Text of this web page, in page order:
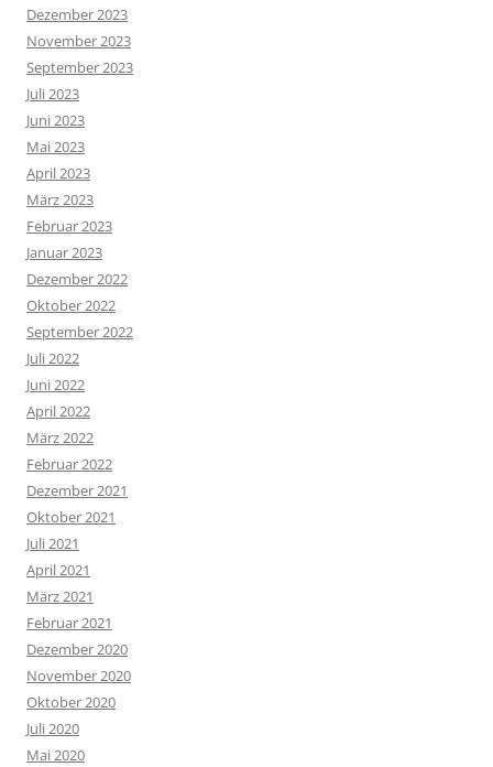
Dezember 2023
November 2023
September 2023
Juli 2023
Juni 2023
Mai 2023
April 2023
März 2023
Februar 2023
Januar 2023
Dezember 2022
Oktober 2022
September 2022
Juli 2022
Juni 2022
April 2022
März 2022
Februar 2022
Dezember 2021
Oktober 2021
Juli 2021
April 2021
März 2021
Februar 2021
Dezember 2020
November 2020
Oktober 2020
Juli 2020
Mai 2020